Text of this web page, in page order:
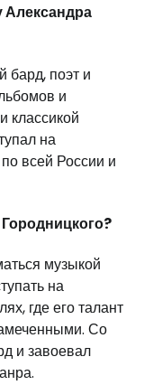
Александра
бард, поэт и
и
классикой
на
всей России и
музыкой
на
где его талант
Со
и завоевал